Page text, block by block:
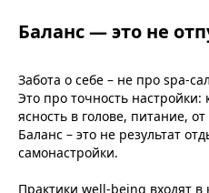
Баланс — это не
Забота о себе – не про spa-
Это про точность настройки:
ясность в голове, питание,
Баланс – это не результат
самонастройки.
Практики well-being входят в